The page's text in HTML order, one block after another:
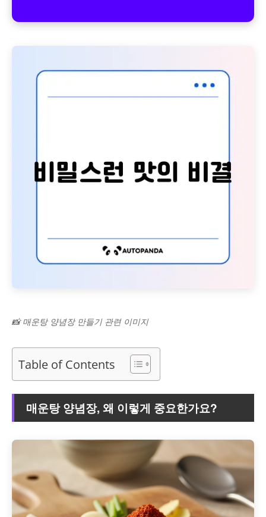
📸 매운탕 양념장 만들기 관련 이미지
Table of Contents
매운탕 양념장, 왜 이렇게 중요한가요?